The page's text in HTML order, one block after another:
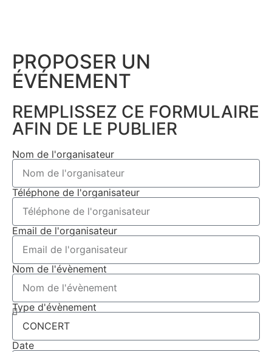
PROPOSER UN
ÉVÉNEMENT​
REMPLISSEZ CE FORMULAIRE
AFIN DE LE PUBLIER
Nom de l'organisateur
Téléphone de l'organisateur
Email de l'organisateur
Nom de l'évènement
Type d'évènement
Date